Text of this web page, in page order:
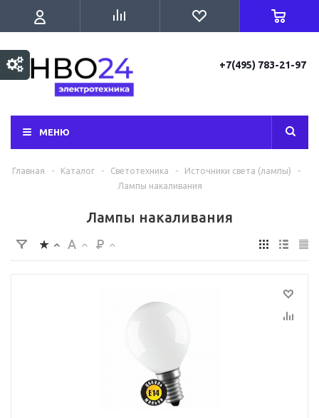
+7(495) 783-21-97
МЕНЮ
Главная - Каталог - Светотехника - Источники света (лампы)
-
Лампы накаливания
Лампы накаливания